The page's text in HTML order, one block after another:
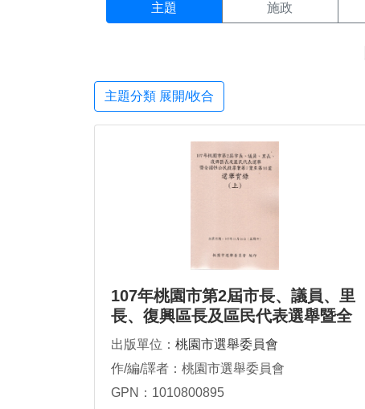
主題 施政
主題分類 展開/收合
107年桃園市第2屆市長、議員、里
長、復興區長及區民代表選舉暨全
國性公民投票案第7案至第16案選
舉實錄(上、下)
出版單位： 桃園市選舉委員會
作/編/譯者：桃園市選舉委員會
GPN：1010800895